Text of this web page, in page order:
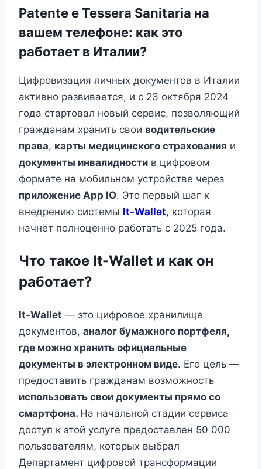
Patente e Tessera Sanitaria на
вашем телефоне: как это
работает в Италии?
Цифровизация личных документов в Италии
активно развивается, и с 23 октября 2024
года стартовал новый сервис, позволяющий
гражданам хранить свои водительские
права, карты медицинского страхования и
документы инвалидности в цифровом
формате на мобильном устройстве через
приложение App IO. Это первый шаг к
внедрению системы It-Wallet, которая
начнёт полноценно работать с 2025 года.
Что такое It-Wallet и как он
работает?
It-Wallet — это цифровое хранилище
документов, аналог бумажного портфеля,
где можно хранить официальные
документы в электронном виде. Его цель —
предоставить гражданам возможность
использовать свои документы прямо со
смартфона. На начальной стадии сервиса
доступ к этой услуге предоставлен 50 000
пользователям, которых выбрал
Департамент цифровой трансформации